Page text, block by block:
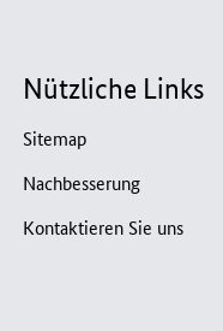
Nützliche Links
Sitemap
Nachbesserung
Kontaktieren Sie uns